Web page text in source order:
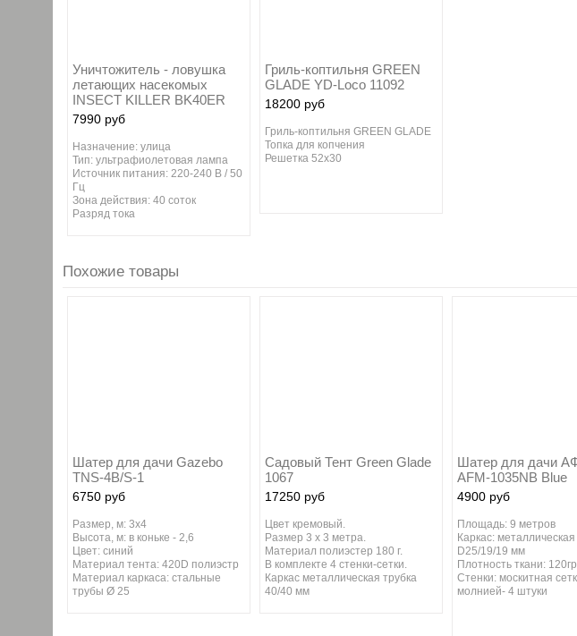
Уничтожитель - ловушка
летающих насекомых
INSECT KILLER BK40ER
7990 руб
Назначение: улица
Тип: ультрафиолетовая лампа
Источник питания: 220-240 В / 50
Гц
Зона действия: 40 соток
Разряд тока
Гриль-коптильня GREEN
GLADE YD-Loco 11092
18200 руб
Гриль-коптильня GREEN GLADE
Топка для копчения
Решетка 52х30
Похожие товары
Шатер для дачи Gazebo
TNS-4B/S-1
6750 руб
Размер, м: 3x4
Высота, м: в коньке - 2,6
Цвет: синий
Материал тента: 420D полиэстр
Материал каркаса: стальные
трубы Ø 25
Садовый Тент Green Glade
1067
17250 руб
Цвет кремовый.
Размер 3 х 3 метра.
Материал полиэстер 180 г.
В комплекте 4 стенки-сетки.
Каркас металлическая трубка
40/40 мм
Шатер для дачи
AFM-1035NB Blue
4900 руб
Площадь: 9 метров
Каркас: металлическая
D25/19/19 мм
Плотность ткани:
Стенки: москитная
молнией- 4 штуки